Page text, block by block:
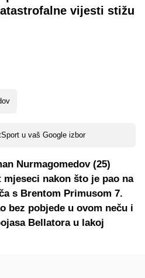
vijesti stižu
u vaš Google izbor
Nurmagomedov (25)
mjeseci nakon što je pao na
s Brentom Primusom 7.
bez pobjede u ovom neču i
Bellatora u lakoj